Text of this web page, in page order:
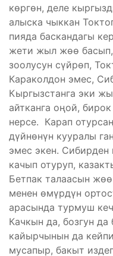
көргөн, деле
алыска чыккан
пияда баскандагы
жети жыл жөө басып,
зоолусун сүйрөп,
Караколдон эмес,
Кыргызстанга эки
айтканга оңой,
нерсе. Карап
дүйнөнүн кууралы
эмес экен.
качып отуруп,
Бетпак талаасын
менен өмүрдүн
арасында турмуш
Качкын да, бозгун
кайырчынын да
мусапыр, бакыт